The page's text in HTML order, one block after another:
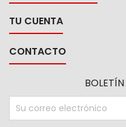
TU CUENTA
CONTACTO